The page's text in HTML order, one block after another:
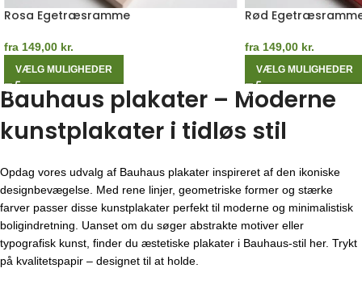
Rosa Egetræsramme
fra 149,00 kr.
VÆLG MULIGHEDER
Rød
fra 149,00 kr.
VÆLG MULIGHEDER
Bauhaus plakater – Moderne
kunstplakater i tidløs stil
Opdag vores udvalg af Bauhaus plakater inspireret af den ikoniske
designbevægelse. Med rene linjer, geometriske former og stærke
farver passer disse kunstplakater perfekt til moderne og minimalistisk
boligindretning. Uanset om du søger abstrakte motiver eller
typografisk kunst, finder du æstetiske plakater i Bauhaus-stil her. Trykt
på kvalitetspapir – designet til at holde.